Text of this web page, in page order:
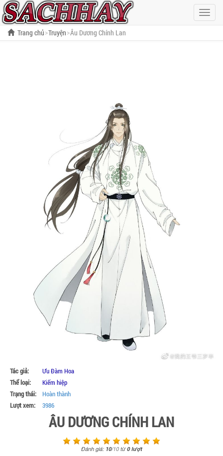
Hiện
menu
Trang chủ Truyện Âu Dương Chính Lan
Tác giả:
Ưu Đàm Hoa
Thể loại:
Kiếm hiệp
Trạng thái:
Hoàn thành
Lượt xem:
3986
ÂU DƯƠNG CHÍNH LAN
Đánh giá: 10/10từ0lượt